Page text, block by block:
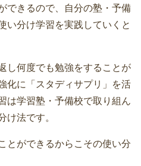
できるので、自分の塾・予備
い分け学習を実践していくと
し何度でも勉強をすることが
化に「スタディサプリ」を活
は学習塾・予備校で取り組ん
け法です。
とができるからこその使い分